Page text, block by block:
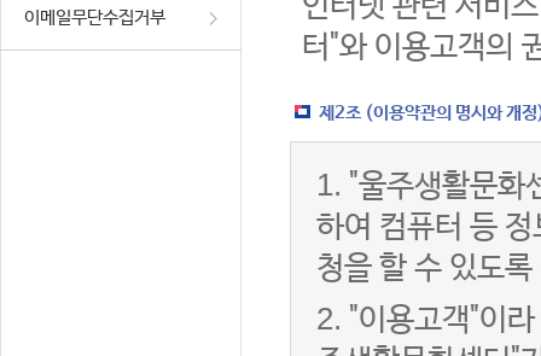
이메일무단수집거부
인터넷 관련 서비
터"와 이용고객의
제2조 (이용약관의 명시와 개
1. "울주생활문화
하여 컴퓨터 등
청을 할 수 있도
2. "이용고객"이